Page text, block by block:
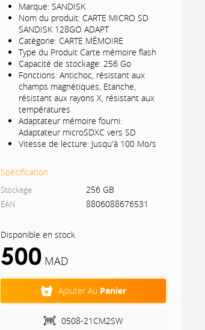
Marque: SANDISK
Nom du produit: CARTE MICRO SD
SANDISK 128GO ADAPT
Catégorie: CARTE MÉMOIRE
Type du Produit Carte mémoire flash
Capacité de stockage: 256 Go
Fonctions: Antichoc, résistant aux
champs magnétiques, Etanche,
résistant aux rayons X, résistant aux
températures
Adaptateur mémoire fourni:
Adaptateur microSDXC vers SD
Vitesse de lecture: Jusqu'à 100 Mo/s
UHS-I
Classe de vitesse: A1 / UHS Class 1 /
Class10
Fonctionne avec Chromebook: Oui
Spécification
Stockage 256 GB
EAN 8806088676531
Disponible en stock
500 MAD
Ajouter Au Panier
0508-21CM2SW